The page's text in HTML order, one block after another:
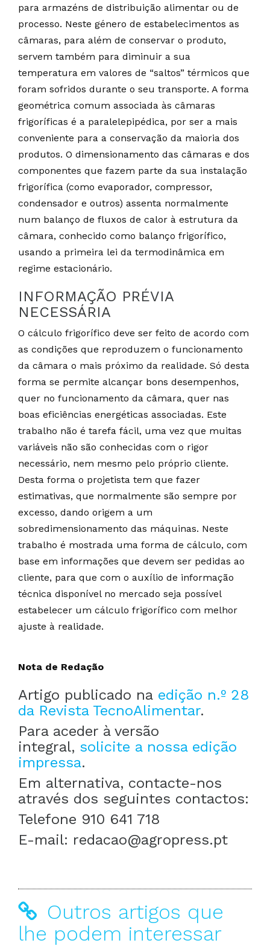
para armazéns de distribuição alimentar ou de
processo. Neste género de estabelecimentos as
câmaras, para além de conservar o produto,
servem também para diminuir a sua
temperatura em valores de “saltos” térmicos que
foram sofridos durante o seu transporte. A forma
geométrica comum associada às câmaras
frigoríficas é a paralelepipédica, por ser a mais
conveniente para a conservação da maioria dos
produtos. O dimensionamento das câmaras e dos
componentes que fazem parte da sua instalação
frigorífica (como evaporador, compressor,
condensador e outros) assenta normalmente
num balanço de fluxos de calor à estrutura da
câmara, conhecido como balanço frigorífico,
usando a primeira lei da termodinâmica em
regime estacionário.
INFORMAÇÃO PRÉVIA
NECESSÁRIA
O cálculo frigorífico deve ser feito de acordo com
as condições que reproduzem o funcionamento
da câmara o mais próximo da realidade. Só desta
forma se permite alcançar bons desempenhos,
quer no funcionamento da câmara, quer nas
boas eficiências energéticas associadas. Este
trabalho não é tarefa fácil, uma vez que muitas
variáveis não são conhecidas com o rigor
necessário, nem mesmo pelo próprio cliente.
Desta forma o projetista tem que fazer
estimativas, que normalmente são sempre por
excesso, dando origem a um
sobredimensionamento das máquinas. Neste
trabalho é mostrada uma forma de cálculo, com
base em informações que devem ser pedidas ao
cliente, para que com o auxílio de informação
técnica disponível no mercado seja possível
estabelecer um cálculo frigorífico com melhor
ajuste à realidade.
Nota de Redação
Artigo publicado na edição n.º 28
da Revista TecnoAlimentar.
Para aceder à versão
integral, solicite a nossa edição
impressa.
Em alternativa, contacte-nos
através dos seguintes contactos:
Telefone 910 641 718
E-mail: redacao@agropress.pt
Outros artigos que
lhe podem interessar